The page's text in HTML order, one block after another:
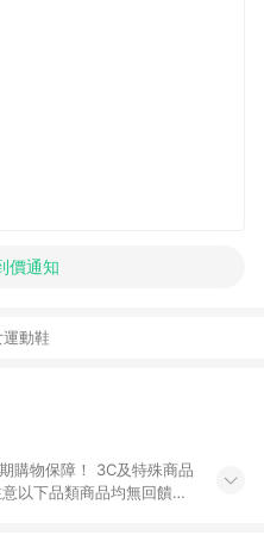
價通知
運動鞋
購物保障！ 3C及特殊商品